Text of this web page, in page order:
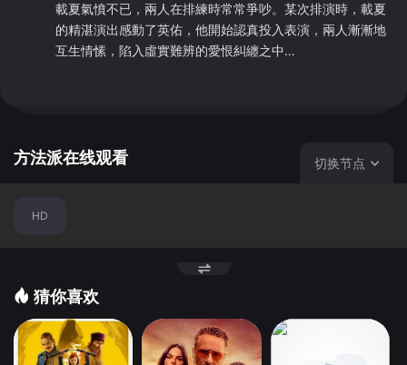
載夏氣憤不已，兩人在排練時常常爭吵。某次排演時，載夏
的精湛演出感動了英佑，他開始認真投入表演，兩人漸漸地
互生情愫，陷入虛實難辨的愛恨糾纏之中…
方法派在线观看 切换节点
HD
猜你喜欢